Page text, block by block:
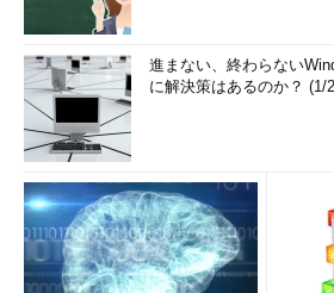
進まない、終わらない
に解決策はあるのか？ (1/